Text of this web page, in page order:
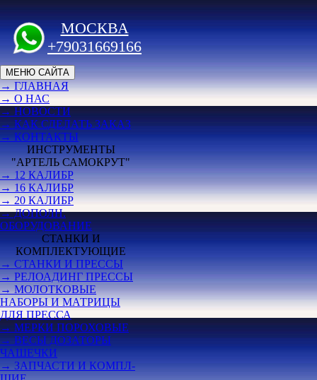
МОСКВА
+79031669166
МЕНЮ САЙТА
→ ГЛАВНАЯ
→ О НАС
→ НОВОСТИ
→ КАК СДЕЛАТЬ ЗАКАЗ
→ КОНТАКТЫ
ИНСТРУМЕНТЫ
"АРТЕЛЬ САМОКРУТ"
→ 12 КАЛИБР
→ 16 КАЛИБР
→ 20 КАЛИБР
→ ДОПОЛН.
ОБОРУДОВАНИЕ
СТАНКИ И
КОМПЛЕКТУЮЩИЕ
→ СТАНКИ И ПРЕССЫ
→ РЕЛОАДИНГ ПРЕССЫ
→ МОЛОТКОВЫЕ
НАБОРЫ И МАТРИЦЫ
ДЛЯ ПРЕССА
→ МЕРКИ ПОРОХОВЫЕ
→ ВЕСЫ ДОЗАТОРЫ
ЧАШЕЧКИ
→ ЗАПЧАСТИ И КОМПЛ-